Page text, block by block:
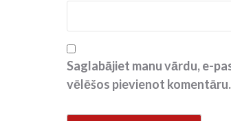
Saglabājiet manu vārdu, e-
vēlēšos pievienot komentāru.